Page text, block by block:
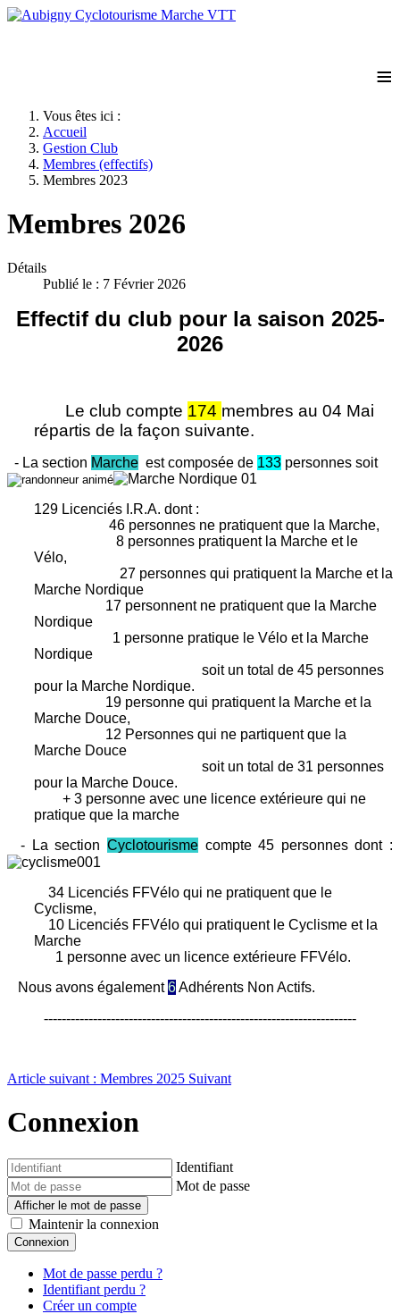
≡
Vous êtes ici :
Accueil
Gestion Club
Membres (effectifs)
Membres 2023
Membres 2026
Détails
Publié le : 7 Février 2026
Effectif du club pour la saison 2025-
2026
Le club compte 174 membres au 04 Mai
répartis de la façon suivante.
- La section Marche est composée de 133 personnes soit
129 Licenciés I.R.A. dont :
46 personnes ne pratiquent que la Marche,
8 personnes pratiquent la Marche et le
Vélo,
27 personnes qui pratiquent la Marche et la
Marche Nordique
17 personnent ne pratiquent que la Marche
Nordique
1 personne pratique le Vélo et la Marche
Nordique
soit un total de 45 personnes
pour la Marche Nordique.
19 personne qui pratiquent la Marche et la
Marche Douce,
12 Personnes qui ne partiquent que la
Marche Douce
soit un total de 31 personnes
pour la Marche Douce.
+ 3 personne avec une licence extérieure qui ne
pratique que la marche
- La section Cyclotourisme compte 45 personnes dont :
34 Licenciés FFVélo qui ne pratiquent que le
Cyclisme,
10 Licenciés FFVélo qui pratiquent le Cyclisme et la
Marche
1 personne avec un licence extérieure FFVélo.
Nous avons également6Adhérents Non Actifs.
----------------------------------------------------------------------
Article suivant : Membres 2025 Suivant
Connexion
Identifiant
Mot de passe
Afficher le mot de passe
Maintenir la connexion
Connexion
Mot de passe perdu ?
Identifiant perdu ?
Créer un compte